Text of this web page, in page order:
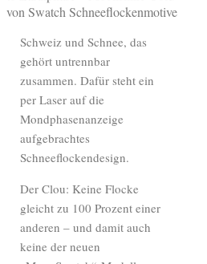
Schweiz und Schnee, das
gehört untrennbar
zusammen. Dafür steht ein
per Laser auf die
Mondphasenanzeige
aufgebrachtes
Schneeflockendesign.
Der Clou: Keine Flocke
gleicht zu 100 Prozent einer
anderen – und damit auch
keine der neuen